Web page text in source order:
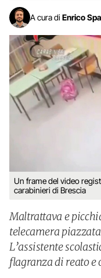
A cura di Enrico
Un frame del video
carabinieri di Brescia
Maltrattava e
telecamera
L’assistente
flagranza di reato e